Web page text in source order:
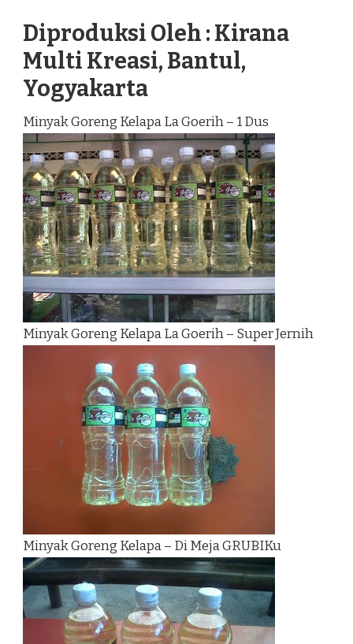
Diproduksi Oleh : Kirana
Multi Kreasi, Bantul,
Yogyakarta
Minyak Goreng Kelapa La Goerih – 1 Dus
Minyak Goreng Kelapa La Goerih – Super Jernih
Minyak Goreng Kelapa – Di Meja GRUBIKu